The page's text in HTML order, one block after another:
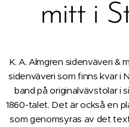
mitt i
K. A. Almgren sidenväveri &
sidenväveri som finns kvar i
band på originalvävstolar i
1860-talet. Det är också en
som genomsyras av det